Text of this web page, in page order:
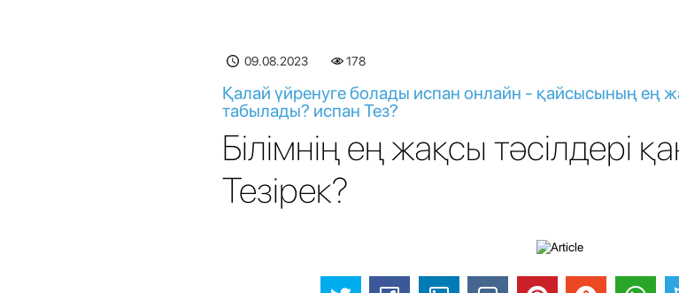
09.08.2023 178
Қалай үйренуге болады испан онлайн - қайсысының ең
табылады? испан Тез?
Білімнің ең жақсы тәсілдері
Тезірек?